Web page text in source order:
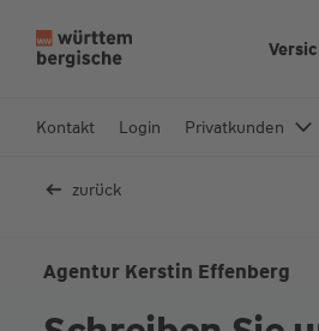
InKontakt Login Privatkunden
zurück
Agentur Kerstin Effenberg